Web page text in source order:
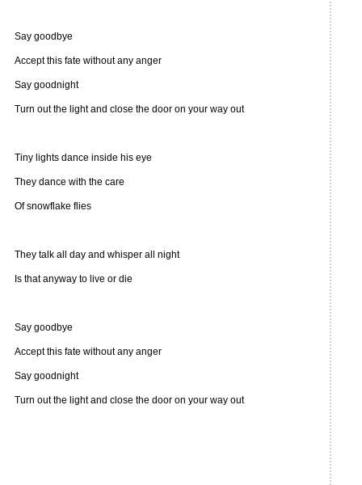
Say goodbye
Accept this fate without any anger
Say goodnight
Turn out the light and close the door on your way out
Tiny lights dance inside his eye
They dance with the care
Of snowflake flies
They talk all day and whisper all night
Is that anyway to live or die
Say goodbye
Accept this fate without any anger
Say goodnight
Turn out the light and close the door on your way out